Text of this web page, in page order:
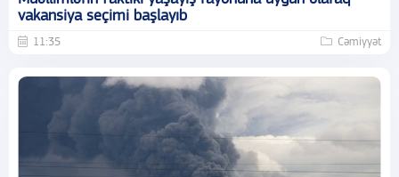
vakansiya seçimi başlayıb
11:35 Cəmiyyət